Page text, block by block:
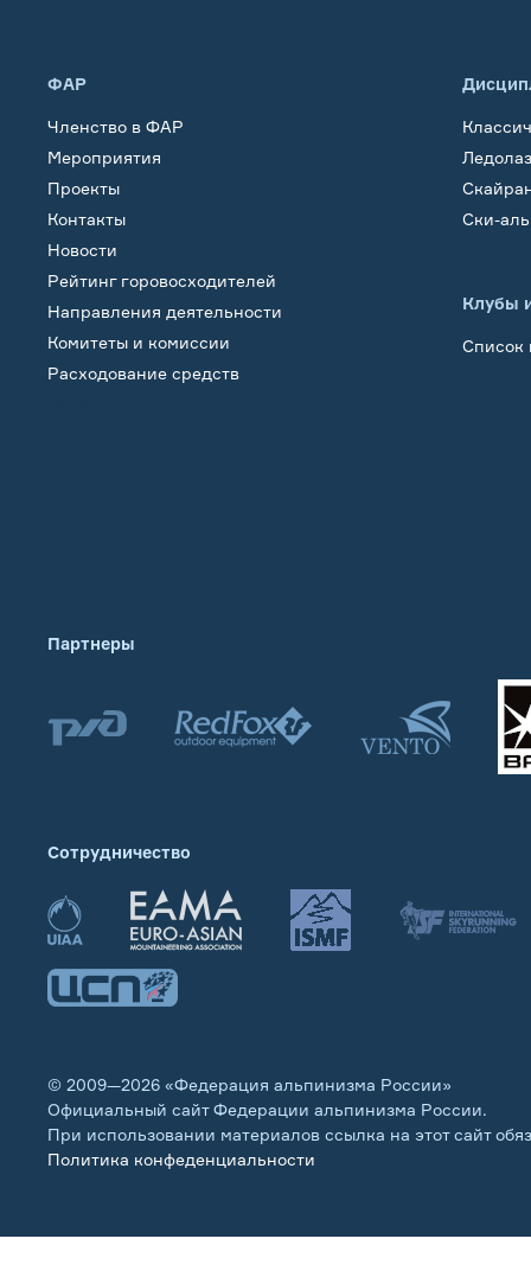
ФАР
Членство в ФАР
Мероприятия
Проекты
Контакты
Новости
Рейтинг горовосходителей
Направления деятельности
Комитеты и комиссии
Расходование средств
Ски-
Клубы
Список
Партнеры
Сотрудничество
© 2009—2026 «Федерация альпинизма России»
Официальный сайт Федерации альпинизма России.
При использовании материалов ссылка на этот сайт
Политика конфеденциальности